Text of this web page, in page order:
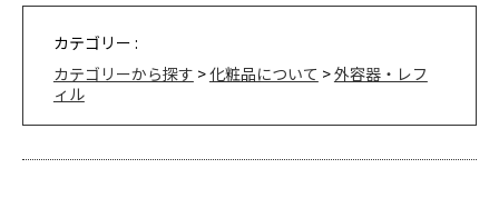
カテゴリー :
カテゴリーから探す >化粧品について >外容器・レフ
ィル